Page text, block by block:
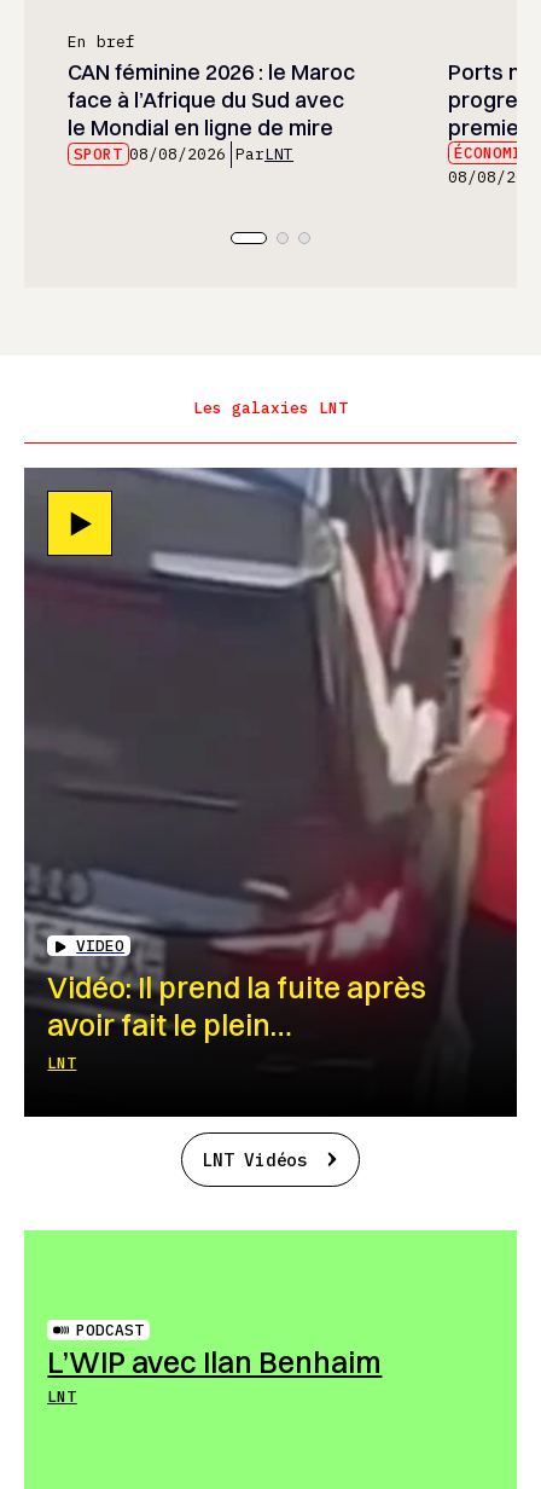
En bref
CAN féminine 2026 : le Maroc
face à l’Afrique du Sud avec
le Mondial en ligne de mire
SPORT 08/08/2026 ParLNT
Ports
premier
08/08/
Les galaxies LNT
VIDEO
Vidéo: Il prend la fuite après
avoir fait le plein…
LNT
LNT Vidéos
PODCAST
L’WIP avec Ilan Benhaim
LNT